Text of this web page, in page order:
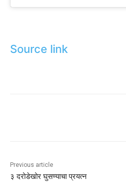
Source link
Previous article
३ दरोडेखोर घुसण्याचा प्रयत्न